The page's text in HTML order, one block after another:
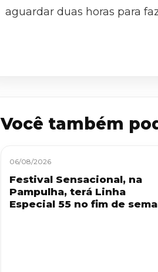
aguardar duas horas para
Você também
06/08/2026
Festival Sensacional, na
Pampulha, terá Linha
Especial 55 no fim de